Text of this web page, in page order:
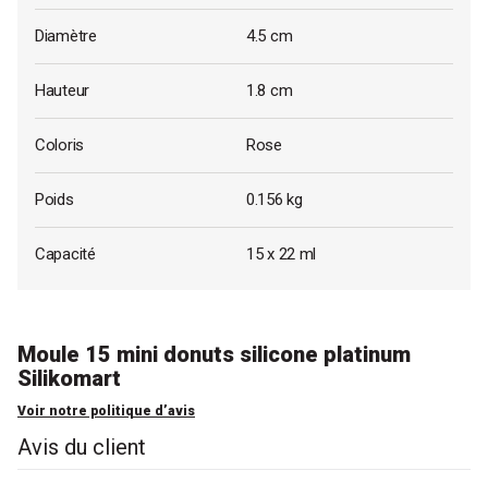
Diamètre 4.5 cm
Hauteur 1.8 cm
Coloris Rose
Poids 0.156 kg
Capacité 15 x 22 ml
Moule 15 mini donuts silicone platinum
Silikomart
Voir notre politique d’avis
Avis du client